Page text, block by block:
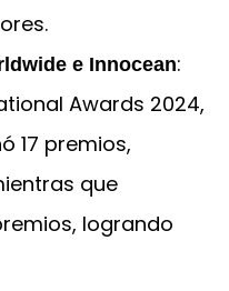
e Innocean:
Awards 2024,
17 premios,
que
logrando